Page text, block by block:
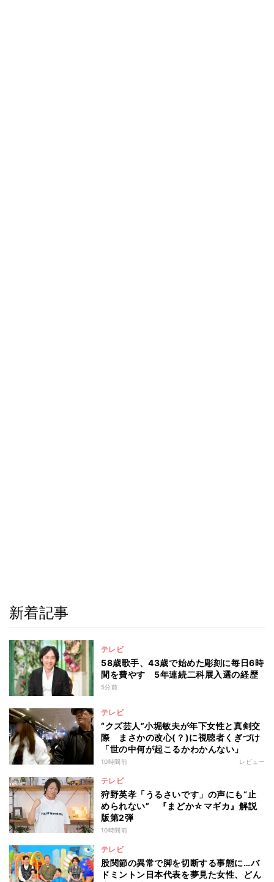
新着記事
テレビ
58歳歌手、43歳で始めた彫刻に毎日6時
間を費やす 5年連続二科展入選の経歴
5分前
テレビ
“クズ芸人”小堀敏夫が年下女性と真剣交
際 まさかの改心(？)に視聴者くぎづけ
「世の中何が起こるかわかんない」
10時間前 レビュー
テレビ
狩野英孝「うるさいです」の声にも“止
められない” 『まどか☆マギカ』解説
版第2弾
10時間前
テレビ
股関節の異常で脚を切断する事態に…バ
ドミントン日本代表を夢見た女性、どん